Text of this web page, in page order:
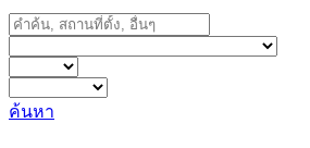
ค้นหา